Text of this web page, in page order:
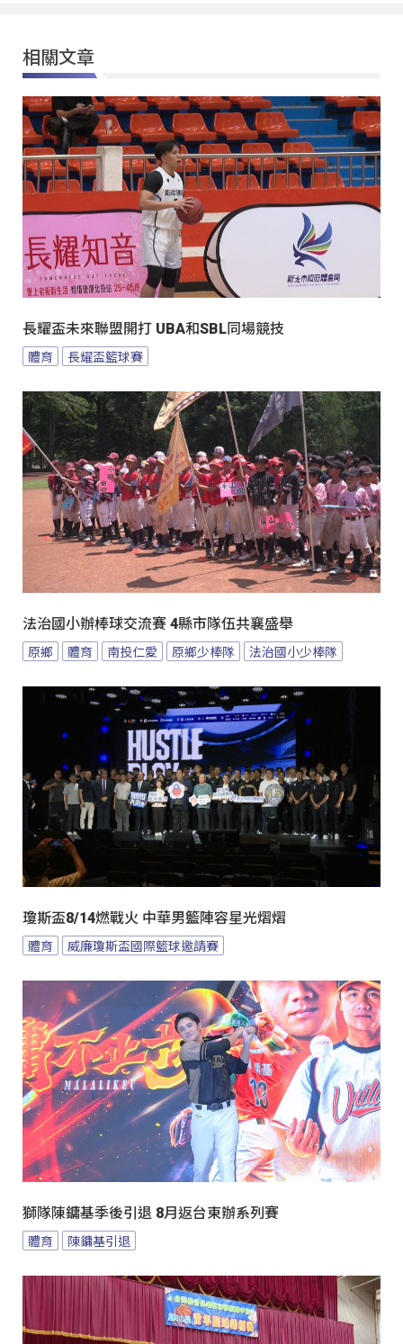
相關文章
長耀盃未來聯盟開打 UBA和SBL同場競技
體育 長耀盃籃球賽
法治國小辦棒球交流賽 4縣市隊伍共襄盛舉
原鄉 體育 南投仁愛 原鄉少棒隊 法治國小少棒隊
瓊斯盃8/14燃戰火 中華男籃陣容星光熠熠
體育 威廉瓊斯盃國際籃球邀請賽
獅隊陳鏞基季後引退 8月返台東辦系列賽
體育 陳鏞基引退